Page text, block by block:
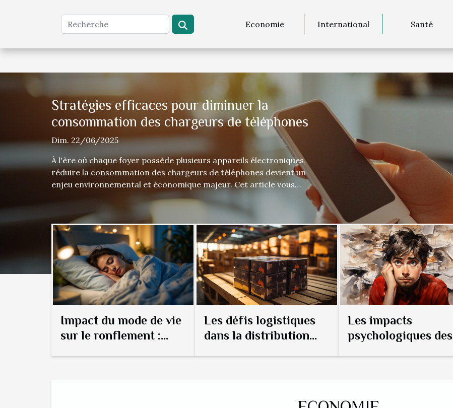
Economie International Santé
Stratégies efficaces pour diminuer la
consommation des chargeurs de téléphones
Dim. 22/06/2025
À l'ère où chaque foyer possède plusieurs appareils électroniques,
réduire la consommation des chargeurs de téléphones devient un
enjeu environnemental et économique majeur. Cet article vous
propose des stratégies concrètes pour optimiser l’utilisation de vos
chargeurs tout en limitant leur impact sur la facture d’électricité.
Découvrez dans les paragraphes suivants des conseils pratiques et
techniques pour adopter de meilleures habitudes, protéger vos
appareils et contribuer à la préservation des ressources
énergétiques. Optimiser le temps de charge Pour réaliser de
véritables économies d’énergie et réduire la consommation électrique
inutile, il est essentiel de veiller à l’optimisation du temps de charge
des téléphones. Laisser un chargeur branché alors que la batterie est
pleine...
Impact du mode de vie
sur le ronflement :
Les défis logistiques
dans la distribution
Les impacts
psychologiques des